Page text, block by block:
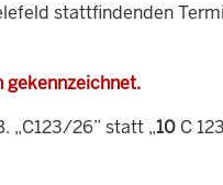
stattfindenden
gekennzeichnet.
„C123/26” statt „10 C